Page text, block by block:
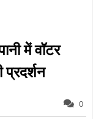
में वॉटर
0